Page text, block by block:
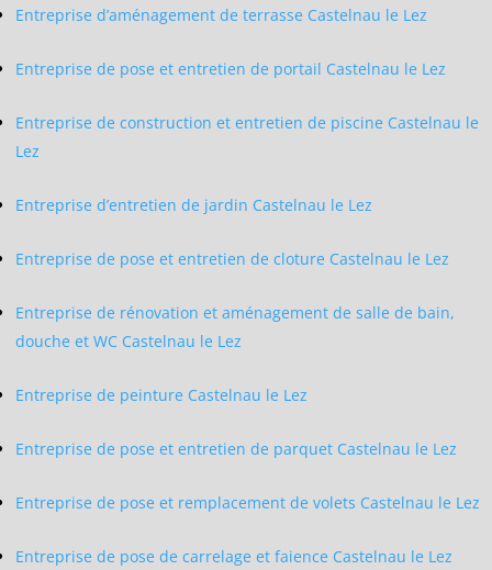
Entreprise d’aménagement de terrasse Castelnau le Lez
Entreprise de pose et entretien de portail Castelnau le Lez
Entreprise de construction et entretien de piscine Castelnau le
Lez
Entreprise d’entretien de jardin Castelnau le Lez
Entreprise de pose et entretien de cloture Castelnau le Lez
Entreprise de rénovation et aménagement de salle de bain,
douche et WC Castelnau le Lez
Entreprise de peinture Castelnau le Lez
Entreprise de pose et entretien de parquet Castelnau le Lez
Entreprise de pose et remplacement de volets Castelnau le Lez
Entreprise de pose de carrelage et faience Castelnau le Lez